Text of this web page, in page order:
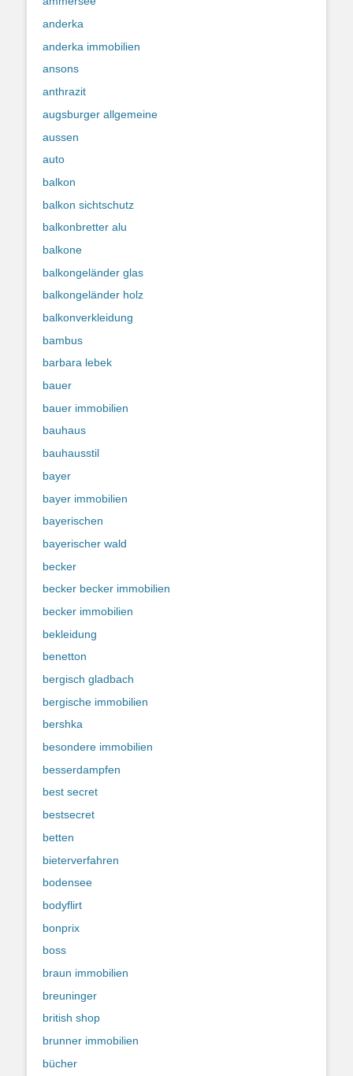
anderka
anderka immobilien
ansons
anthrazit
augsburger allgemeine
aussen
auto
balkon
balkon sichtschutz
balkonbretter alu
balkone
balkongeländer glas
balkongeländer holz
balkonverkleidung
bambus
barbara lebek
bauer
bauer immobilien
bauhaus
bauhausstil
bayer
bayer immobilien
bayerischen
bayerischer wald
becker
becker becker immobilien
becker immobilien
bekleidung
benetton
bergisch gladbach
bergische immobilien
bershka
besondere immobilien
besserdampfen
best secret
bestsecret
betten
bieterverfahren
bodensee
bodyflirt
bonprix
boss
braun immobilien
breuninger
british shop
brunner immobilien
bücher